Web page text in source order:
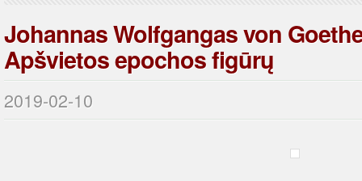
Johannas Wolfgangas von
Apšvietos epochos figūrų
2019-02-10